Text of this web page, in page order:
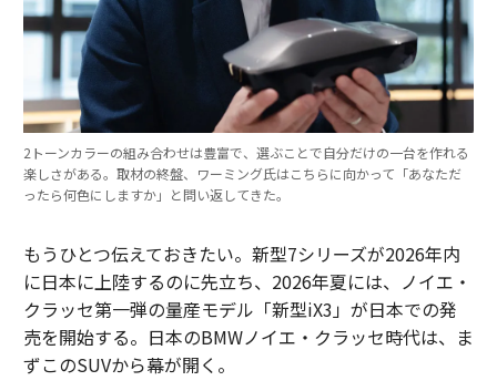
2トーンカラーの組み合わせは豊富で、選ぶことで自分だけの一台を作れる
楽しさがある。取材の終盤、ワーミング氏はこちらに向かって「あなただ
ったら何色にしますか」と問い返してきた。
もうひとつ伝えておきたい。新型7シリーズが2026年内
に日本に上陸するのに先立ち、2026年夏には、ノイエ・
クラッセ第一弾の量産モデル「新型iX3」が日本での発
売を開始する。日本のBMWノイエ・クラッセ時代は、ま
ずこのSUVから幕が開く。